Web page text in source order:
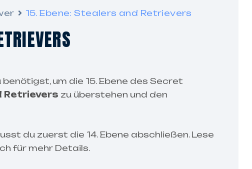
15. Ebene: Stealers and Retrievers
um die 15. Ebene des Secret
Retrievers zu überstehen und den
du zuerst die 14. Ebene abschließen. Lese
für mehr Details.